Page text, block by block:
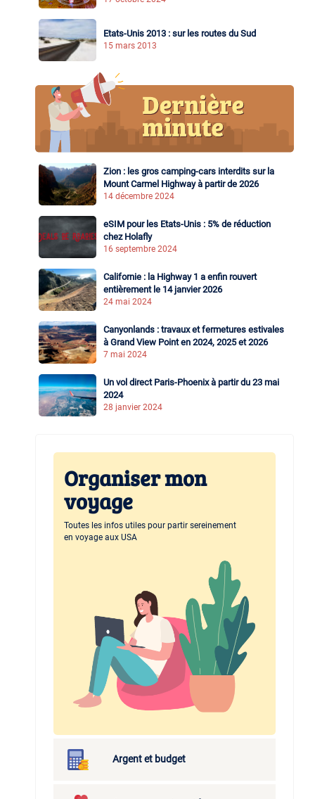
Etats-Unis 2013 : sur les routes du Sud
15 mars 2013
Zion : les gros camping-cars interdits sur la
Mount Carmel Highway à partir de 2026
14 décembre 2024
eSIM pour les Etats-Unis : 5% de réduction
chez Holafly
16 septembre 2024
Californie : la Highway 1 a enfin rouvert
entièrement le 14 janvier 2026
24 mai 2024
Canyonlands : travaux et fermetures estivales
à Grand View Point en 2024, 2025 et 2026
7 mai 2024
Un vol direct Paris-Phoenix à partir du 23 mai
2024
28 janvier 2024
Organiser mon
voyage
Toutes les infos utiles pour partir sereinement
en voyage aux USA
Argent et budget